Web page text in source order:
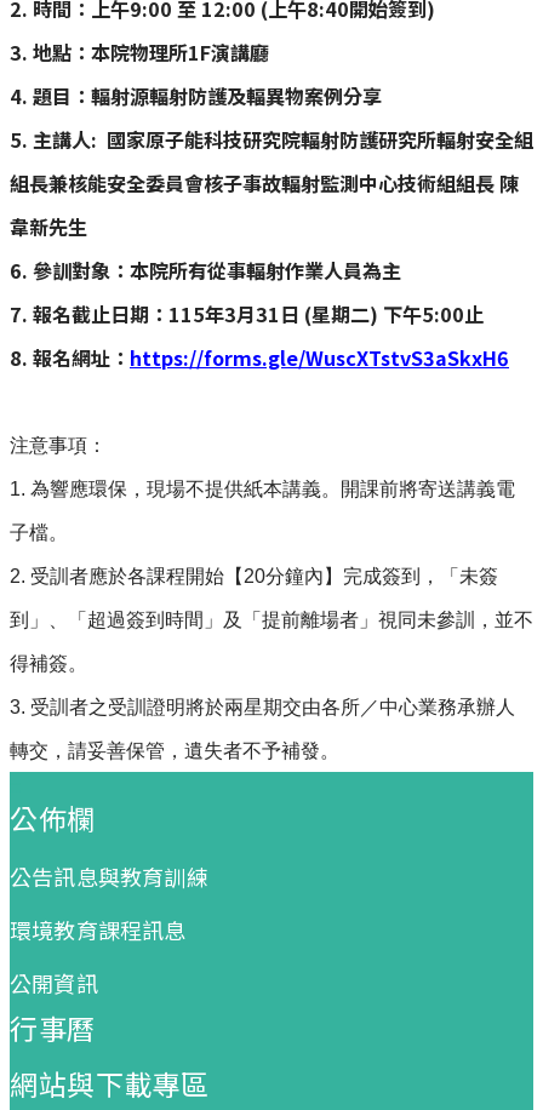
2. 時間：上午9:00 至 12:00 (上午8:40開始簽到)
3. 地點：本院物理所1F演講廳
4. 題目：輻射源輻射防護及輻異物案例分享
5. 主講人: 國家原子能科技研究院輻射防護研究所輻射安全組
組長兼核能安全委員會核子事故輻射監測中心技術組組長 陳
韋新先生
6. 參訓對象：本院所有從事輻射作業人員為主
7. 報名截止日期：115年3月31日 (星期二) 下午5:00止
8. 報名網址： https://forms.gle/WuscXTstvS3aSkxH6
注意事項：
1. 為響應環保，現場不提供紙本講義。開課前將寄送講義電
子檔。
2. 受訓者應於各課程開始【20分鐘內】完成簽到，「未簽
到」、「超過簽到時間」及「提前離場者」視同未參訓，並不
得補簽。
3. 受訓者之受訓證明將於兩星期交由各所／中心業務承辦人
轉交，請妥善保管，遺失者不予補發。
公佈欄
公告訊息與教育訓練
環境教育課程訊息
公開資訊
行事曆
網站與下載專區